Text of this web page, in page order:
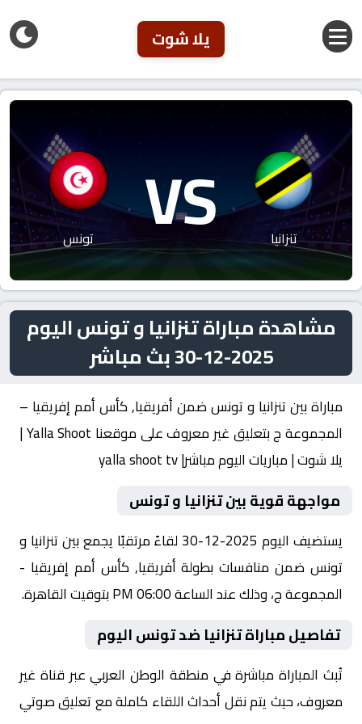
يلا شوت
تنزانيا VS تونس
مشاهدة مباراة تنزانيا و تونس اليوم
2025-12-30 بث مباشر
مباراة بين تنزانيا و تونس ضمن أفريقيا, كأس أمم إفريقيا –
المجموعة ج بتعليق غير معروف على موقعنا Yalla Shoot |
يلا شوت | مباريات اليوم مباشر| yalla shoot tv
مواجهة قوية بين تنزانيا و تونس
يستضيف اليوم 2025-12-30 لقاءً مرتقبًا يجمع بين تنزانيا و
تونس ضمن منافسات بطولة أفريقيا, كأس أمم إفريقيا -
المجموعة ج، وذلك عند الساعة 06:00 PM بتوقيت القاهرة.
تفاصيل مباراة تنزانيا ضد تونس اليوم
تُبث المباراة مباشرة في منطقة الوطن العربي عبر قناة غير
معروف، حيث يتم نقل أحداث اللقاء كاملة مع تعليق صوتي